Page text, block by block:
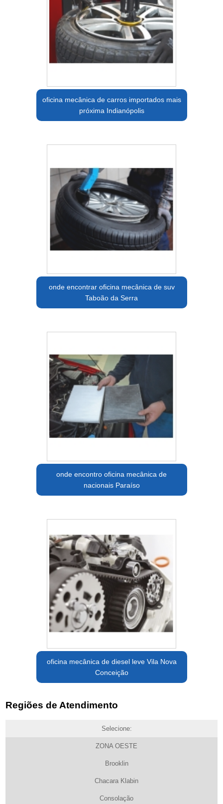
oficina mecânica de carros importados mais
próxima Indianópolis
onde encontrar oficina mecânica de suv
Taboão da Serra
onde encontro oficina mecânica de
nacionais Paraíso
oficina mecânica de diesel leve Vila Nova
Conceição
Regiões de Atendimento
Selecione:
ZONA OESTE
Brooklin
Chacara Klabin
Consolação